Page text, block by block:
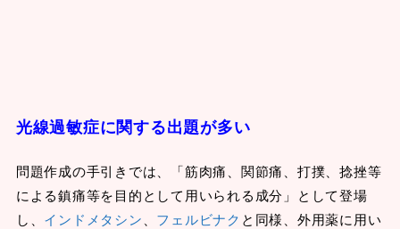
光線過敏症に関する出題が多い
問題作成の手引きでは、「筋肉痛、関節痛、打撲、捻挫等
による鎮痛等を目的として用いられる成分」として登場
し、 インドメタシン フェルビナク と同様、外用薬に用い